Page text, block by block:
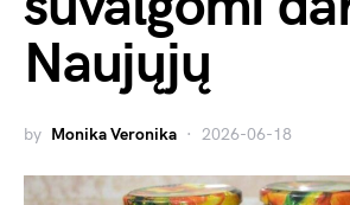
Naujųjų
by Monika Veronika 2026-06-18